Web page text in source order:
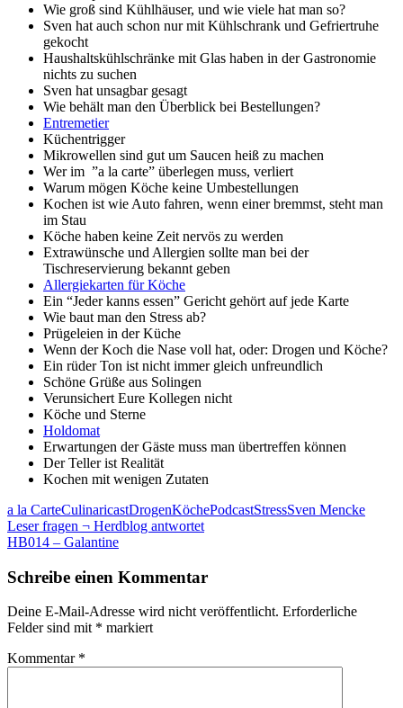
Wie groß sind Kühlhäuser, und wie viele hat man so?
Sven hat auch schon nur mit Kühlschrank und Gefriertruhe
gekocht
Haushaltskühlschränke mit Glas haben in der Gastronomie
nichts zu suchen
Sven hat unsagbar gesagt
Wie behält man den Überblick bei Bestellungen?
Entremetier
Küchentrigger
Mikrowellen sind gut um Saucen heiß zu machen
Wer im ”a la carte” überlegen muss, verliert
Warum mögen Köche keine Umbestellungen
Kochen ist wie Auto fahren, wenn einer bremmst, steht man
im Stau
Köche haben keine Zeit nervös zu werden
Extrawünsche und Allergien sollte man bei der
Tischreservierung bekannt geben
Allergiekarten für Köche
Ein “Jeder kanns essen” Gericht gehört auf jede Karte
Wie baut man den Stress ab?
Prügeleien in der Küche
Wenn der Koch die Nase voll hat, oder: Drogen und Köche?
Ein rüder Ton ist nicht immer gleich unfreundlich
Schöne Grüße aus Solingen
Verunsichert Eure Kollegen nicht
Köche und Sterne
Holdomat
Erwartungen der Gäste muss man übertreffen können
Der Teller ist Realität
Kochen mit wenigen Zutaten
a la CarteCulinaricastDrogenKöchePodcastStressSven Mencke
Beitragsnavigation
Leser fragen ¬ Herdblog antwortet
HB014 – Galantine
Schreibe einen Kommentar
Deine E-Mail-Adresse wird nicht veröffentlicht. Erforderliche
Felder sind mit * markiert
Kommentar *